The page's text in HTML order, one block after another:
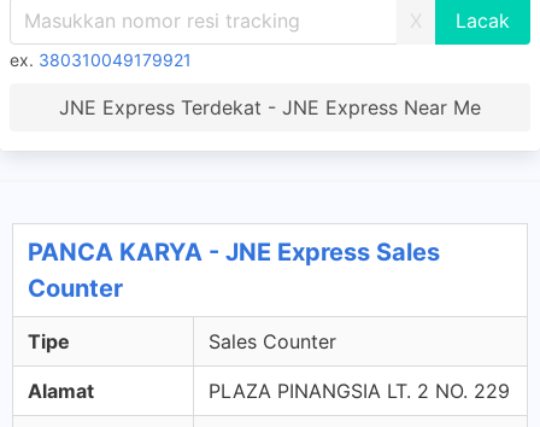
X
ex. 380310049179921
JNE Express Terdekat - JNE Express Near Me
PANCA KARYA - JNE Express Sales
Counter
Tipe Sales Counter
Alamat PLAZA PINANGSIA LT. 2 NO. 229